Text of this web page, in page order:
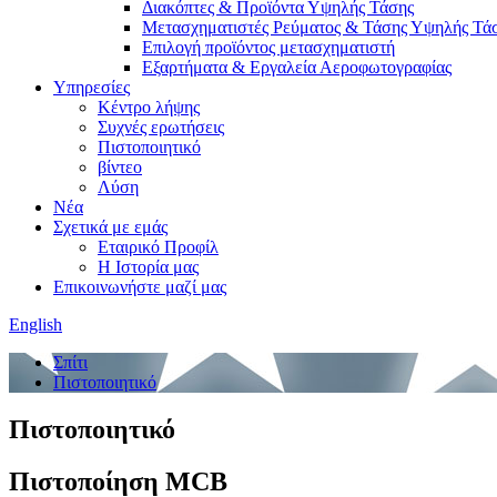
Διακόπτες & Προϊόντα Υψηλής Τάσης
Μετασχηματιστές Ρεύματος & Τάσης Υψηλής
Επιλογή προϊόντος μετασχηματιστή
Εξαρτήματα & Εργαλεία Αεροφωτογραφίας
Υπηρεσίες
Κέντρο λήψης
Συχνές ερωτήσεις
Πιστοποιητικό
βίντεο
Λύση
Νέα
Σχετικά με εμάς
Εταιρικό Προφίλ
Η Ιστορία μας
Επικοινωνήστε μαζί μας
English
Σπίτι
Πιστοποιητικό
Πιστοποιητικό
Πιστοποίηση MCB